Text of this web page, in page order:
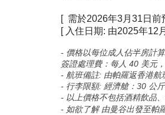
[需於2026年3月31日前
[入住日期: 由2025年12
- 價格以每位成人佔半房計
簽證處理費：每人 40 美元
- 航班備註: 由帕羅返香港航
- 行李限額: 經濟艙：30 公
- 以上價格不包括酒精飲品
- 如欲了解 由曼谷出發至帕